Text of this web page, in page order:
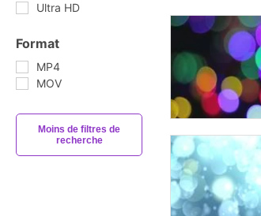
Ultra HD
Format
MP4
MOV
Moins de filtres de
recherche